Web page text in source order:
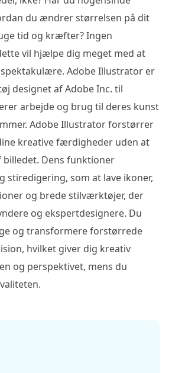
du ændrer størrelsen på dit
tid og kræfter? Ingen
vil hjælpe dig meget med at
Adobe Illustrator er
designet af Adobe Inc. til
arbejde og brug til deres kunst
Adobe Illustrator forstørrer
kreative færdigheder uden at
billedet. Dens funktioner
stiredigering, som at lave ikoner,
og brede stilværktøjer, der
og ekspertdesignere. Du
og transformere forstørrede
hvilket giver dig kreativ
og perspektivet, mens du